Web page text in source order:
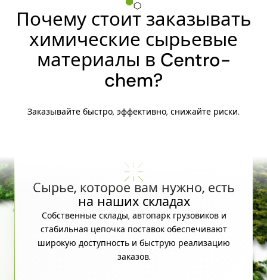
Почему стоит заказывать
химические сырьевые
материалы в Centro-
chem?
Заказывайте быстро, эффективно, снижайте риски.
Сырье, которое вам нужно, есть
на наших складах
Собственные склады, автопарк грузовиков и
стабильная цепочка поставок обеспечивают
широкую доступность и быструю реализацию
заказов.